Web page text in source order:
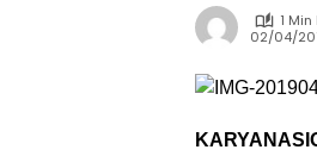
1
02/04/